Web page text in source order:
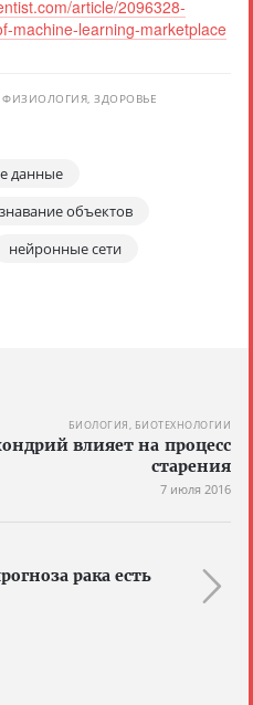
article/2096328-
machine-learning-marketplace
ЗДОРОВЬЕ
данные
объектов
нейронные сети
БИОЛОГИЯ, БИОТЕХНОЛОГИИ
влияет на процесс
старения
7 июля 2016
рака есть